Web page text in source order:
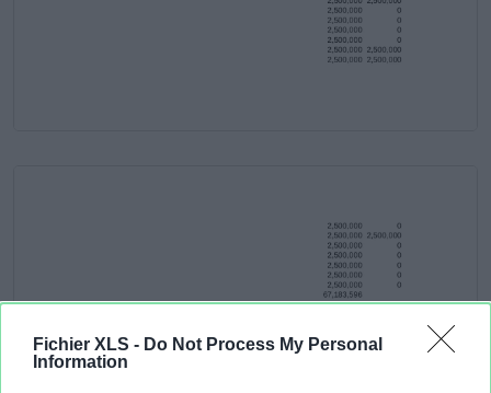
Fichier XLS - Do Not Process My Personal
Information